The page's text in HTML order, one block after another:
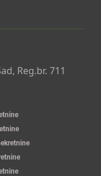
Reg.br. 711